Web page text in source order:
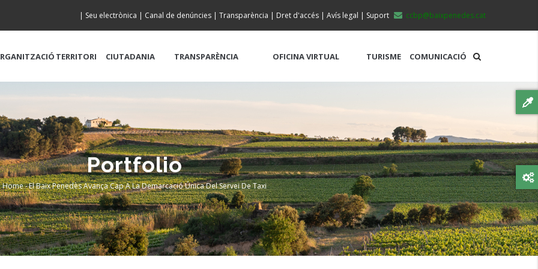
ccbp@baixpenedes.cat
| Seu electrònica | Canal de denúncies | Transparència | Dret d'accés | Avís legal | Suport
TERRITORI CIUTADANIA TRANSPARÈNCIA OFICINA VIRTUAL TURISME COMUNICACIÓ
Portfolio
Breadcrumb
Home-El Baix Penedès Avança Cap A La Demarcació Única Del Servei De Taxi